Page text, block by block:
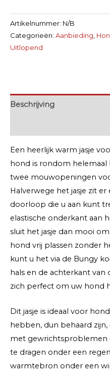
Artikelnummer: N/B
Categorieën: Aanbieding,
Uitlopend
Beschrijving
Een heerlijk warm jasje
hond is rondom
twee mouwopeningen
Halverwege het jasje zit
doorloop die u aan kunt
elastische onderkant aan
sluit het jasje dan mooi
hond vrij plassen zonder
kunt u het via de Bungy
hals en de achterkant van
zich perfect om uw hond
Dit jasje is ideaal voor
hebben, dun behaard
met gewrichtsproblemen
te dragen onder een
warmtebron onder een